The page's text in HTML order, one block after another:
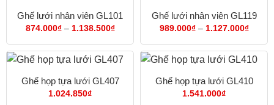
Ghế lưới nhân viên GL101
874.000₫ – 1.138.500₫Khoảng
từ
874.000₫
đến
Ghế lưới nhân viên GL119
989.000₫ – 1.127.000₫
từ
đến
Ghế họp tựa lưới GL407
1.024.850₫
Ghế họp tựa lưới GL410
1.541.000₫